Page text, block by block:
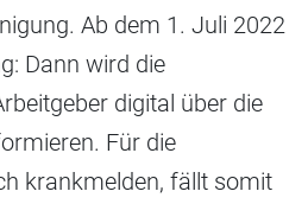
Ab dem 1. Juli 2022
Dann wird die
digital über die
Für die
krankmelden, fällt somit